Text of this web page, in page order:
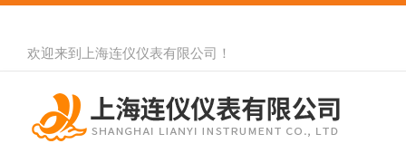
欢迎来到 上海连仪仪表有限公司 ！